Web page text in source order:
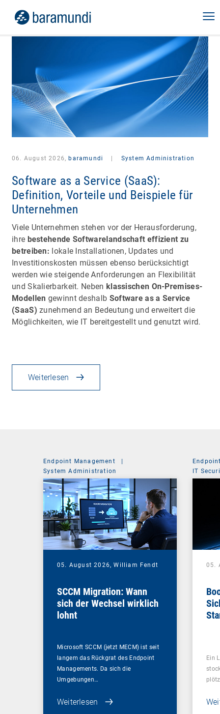
06. August 2026, baramundi System Administration
Software as a Service (SaaS):
Definition, Vorteile und Beispiele für
Unternehmen
Viele Unternehmen stehen vor der Herausforderung,
ihre bestehende Softwarelandschaft effizient zu
betreiben: lokale Installationen, Updates und
Investitionskosten müssen ebenso berücksichtigt
werden wie steigende Anforderungen an Flexibilität
und Skalierbarkeit. Neben klassischen On-Premises-
Modellen gewinnt deshalb Software as a Service
(SaaS) zunehmend an Bedeutung und erweitert die
Möglichkeiten, wie IT bereitgestellt und genutzt wird.
Weiterlesen
Endpoint Management
System Administration
05. August 2026,William Fendt
SCCM Migration: Wann
sich der Wechsel wirklich
lohnt
Microsoft SCCM (jetzt MECM) ist seit
langem das Rückgrat des Endpoint
Managements. Da sich die
Umgebungen…
Weiterlesen
IT
05.
Ein